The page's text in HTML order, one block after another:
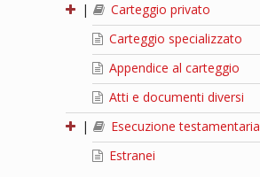
|
Carteggio privato
Carteggio specializzato
Appendice al carteggio
Atti e documenti diversi
|
Esecuzione testamentaria
Estranei